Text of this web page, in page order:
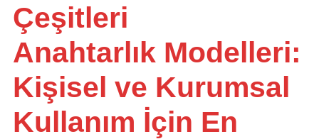
Öğrenci Motivasyon Hediyeleri
Yaka Rozeti
Farklı Hediyeler
Çeşitleri
Anahtarlık Modelleri:
Kişisel ve Kurumsal
Kullanım İçin En